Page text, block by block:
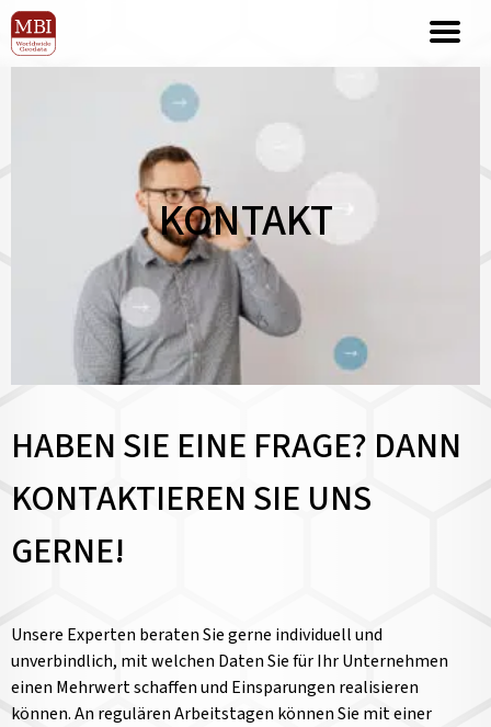
KONTAKT
HABEN SIE EINE FRAGE? DANN
KONTAKTIEREN SIE UNS
GERNE!
Unsere Experten beraten Sie gerne individuell und
unverbindlich, mit welchen Daten Sie für Ihr Unternehmen
einen Mehrwert schaffen und Einsparungen realisieren
können. An regulären Arbeitstagen können Sie mit einer